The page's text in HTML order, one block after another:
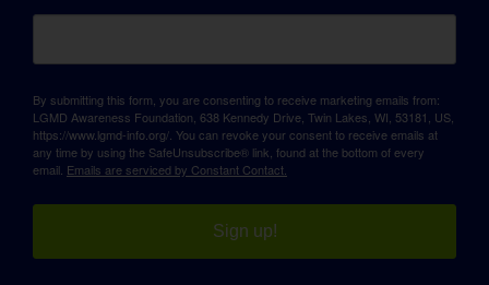
By submitting this form, you are consenting to receive marketing emails from:
LGMD Awareness Foundation, 638 Kennedy Drive, Twin Lakes, WI, 53181, US,
https://www.lgmd-info.org/. You can revoke your consent to receive emails at
any time by using the SafeUnsubscribe® link, found at the bottom of every
email. Emails are serviced by Constant Contact.
Sign up!